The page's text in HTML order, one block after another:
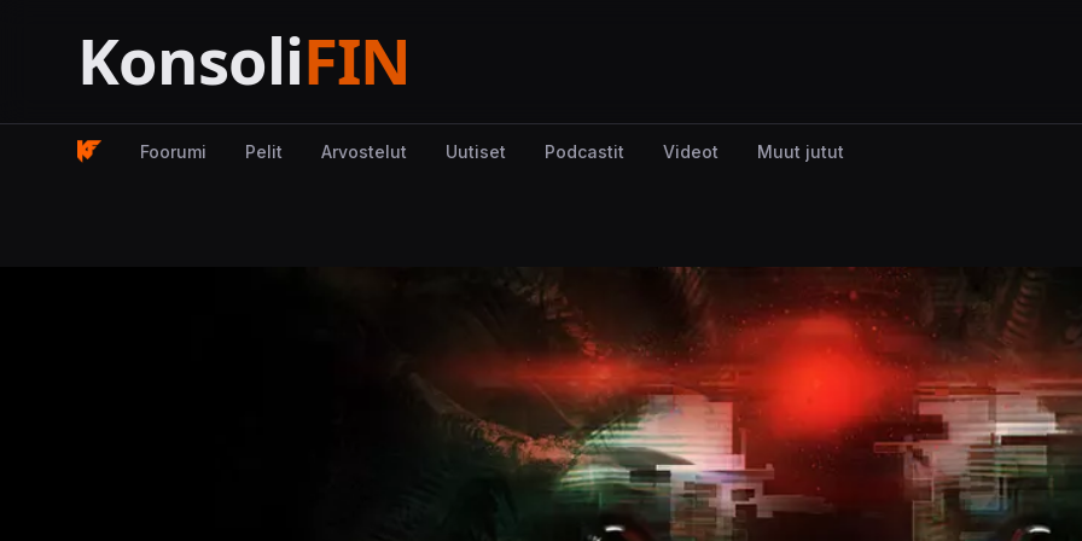
Foorumi Pelit Arvostelut Uutiset Podcastit Videot Muut jutut